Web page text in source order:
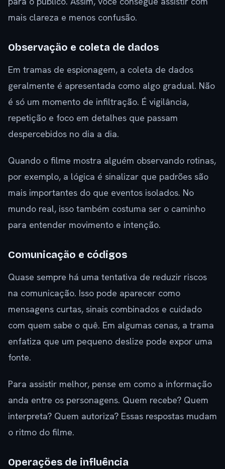
mais clareza e menos confusão.
Observação e coleta de dados
Em tramas de espionagem, a coleta de dados
geralmente é apresentada como algo gradual. Não
é só um momento de infiltração. É vigilância,
repetição e foco em detalhes que passam
despercebidos no dia a dia.
Quando o filme mostra alguém observando rotinas,
por exemplo, a lógica é sinalizar que padrões são
mais importantes do que eventos isolados. No
mundo real, isso também costuma ser o caminho
para entender movimento e intenção.
Comunicação e códigos
Quase sempre há uma tentativa de reduzir riscos
na comunicação. Isso pode aparecer como
mensagens curtas, sinais combinados e cuidado
com quem sabe o quê. Em algumas cenas, a trama
enfatiza que um pequeno deslize pode expor uma
fonte.
Para assistir melhor, pense em como a informação
anda entre os personagens. Quem recebe? Quem
interpreta? Quem autoriza? Essas respostas mudam
o ritmo do filme.
Operações de influência